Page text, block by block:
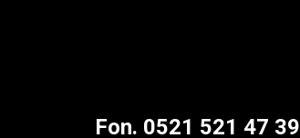
Fon. 0521 521 47 39